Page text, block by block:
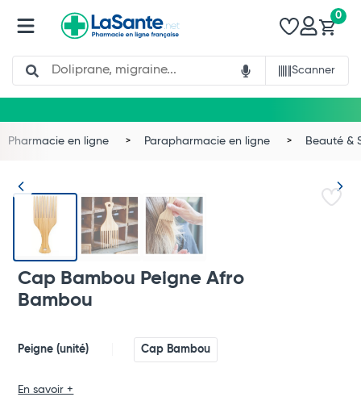
Search
Scanner
0
Total
Commander
Pharmacie en ligne Parapharmacie en ligne Beauté &
Cap Bambou Peigne Afro
Bambou
Peigne (unité) Cap Bambou
En savoir +